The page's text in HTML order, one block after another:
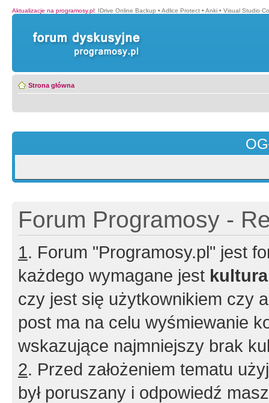
Aktualizacje na programosy.pl: IDrive Online Backup • Adlice Protect • Anki • Visual Studio
Strona główna
Forum Programosy -
1. Forum "Programosy.pl" jest
każdego wymagane jest
czy jest się użytkownikiem czy
post ma na celu wyśmiewanie
wskazujące najmniejszy brak
2. Przed założeniem tematu
był poruszany i odpowiedź